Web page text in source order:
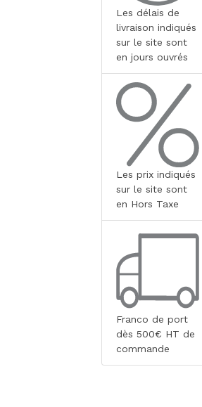
Les délais de
livraison indiqués
sur le site sont
en jours ouvrés
Les prix indiqués
sur le site sont
en Hors Taxe
Franco de port
dès 500€ HT de
commande